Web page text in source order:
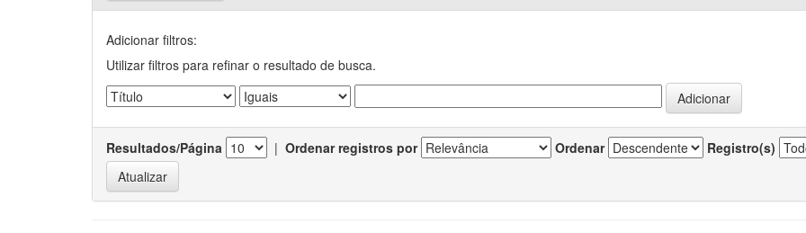
Adicionar filtros:
Utilizar filtros para refinar o resultado de busca.
Resultados/Página | Ordenar registros por Ordenar Registro(s)